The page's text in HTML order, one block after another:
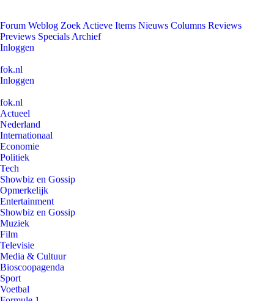
Forum Weblog Zoek Actieve Items Nieuws Columns Reviews
Previews Specials Archief
Inloggen
fok.nl
Inloggen
fok.nl
Actueel
Nederland
Internationaal
Economie
Politiek
Tech
Showbiz en Gossip
Opmerkelijk
Entertainment
Showbiz en Gossip
Muziek
Film
Televisie
Media & Cultuur
Bioscoopagenda
Sport
Voetbal